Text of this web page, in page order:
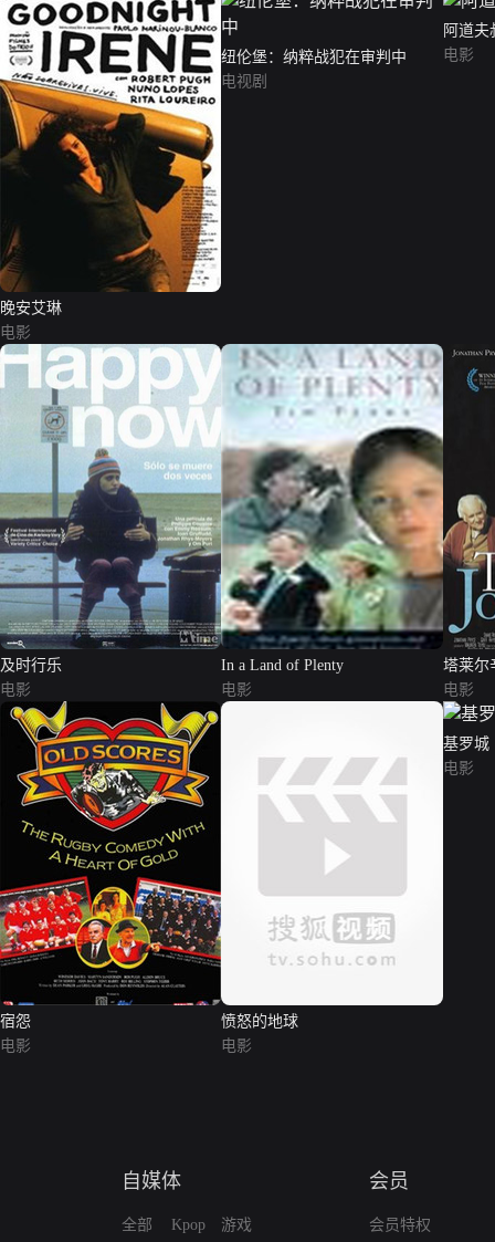
晚安艾琳
电影
纽伦堡：纳粹战犯在审判中
电视剧
阿道夫
电影
及时行乐
电影
In a Land of Plenty
电影
塔莱尔
电影
宿怨
电影
愤怒的地球
电影
基罗城
电影
自媒体
全部
Kpop
游戏
会员
会员特权